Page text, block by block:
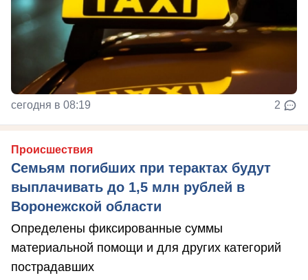
сегодня в 08:19 2
Происшествия
Семьям погибших при терактах будут
выплачивать до 1,5 млн рублей в
Воронежской области
Определены фиксированные суммы
материальной помощи и для других категорий
пострадавших